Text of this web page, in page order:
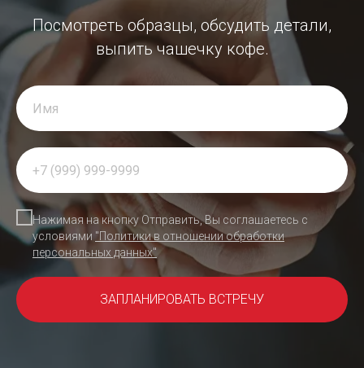
Посмотреть образцы, обсудить детали,
выпить чашечку кофе.
Нажимая на кнопку Отправить, Вы соглашаетесь с
условиями "Политики в отношении обработки
персональных данных"
ЗАПЛАНИРОВАТЬ ВСТРЕЧУ